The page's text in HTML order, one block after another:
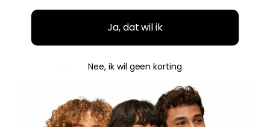
verpakking. Volgende keer weer.
Savannah
Ja, dat wil ik
Nee, ik wil geen korting